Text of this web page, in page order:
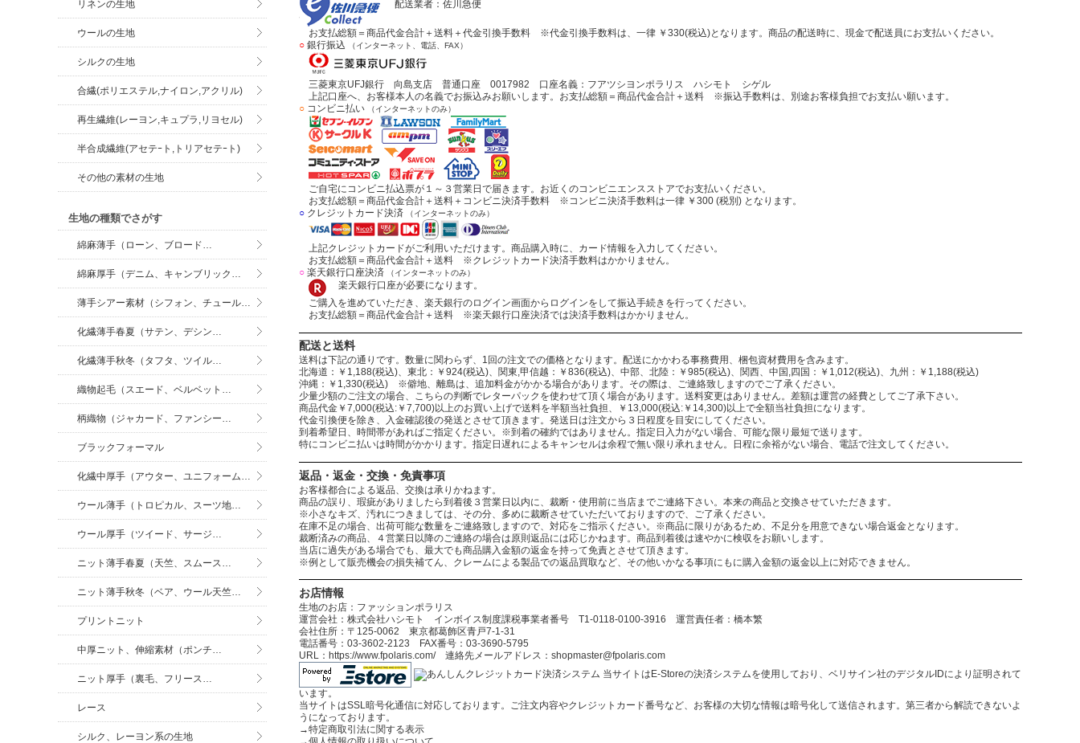
配送業者：佐川急便
お支払総額＝商品代金合計＋送料＋代金引換手数料 ※代金引換手数料は、一律 ￥330(税込)となります。商品の配送時に、現金で配送員にお支払いください。
○ 銀行振込 （インターネット、電話、FAX）
三菱東京UFJ銀行 向島支店 普通口座 0017982 口座名義：フアツシヨンポラリス ハシモト シゲル
上記口座へ、お客様本人の名義でお振込みお願いします。お支払総額＝商品代金合計＋送料 ※振込手数料は、別途お客様負担でお支払い願います。
○ コンビニ払い （インターネットのみ）
ご自宅にコンビニ払込票が１～３営業日で届きます。お近くのコンビニエンスストアでお支払いください。
お支払総額＝商品代金合計＋送料＋コンビニ決済手数料 ※コンビニ決済手数料は一律 ￥300 (税別) となります。
○ クレジットカード決済 （インターネットのみ）
上記クレジットカードがご利用いただけます。商品購入時に、カード情報を入力してください。
お支払総額＝商品代金合計＋送料 ※クレジットカード決済手数料はかかりません。
○ 楽天銀行口座決済 （インターネットのみ）
楽天銀行口座が必要になります。
ご購入を進めていただき、楽天銀行のログイン画面からログインをして振込手続きを行ってください。
お支払総額＝商品代金合計＋送料 ※楽天銀行口座決済では決済手数料はかかりません。
配送と送料
送料は下記の通りです。数量に関わらず、1回の注文での価格となります。配送にかかわる事務費用、梱包資材費用を含みます。
北海道：￥1,188(税込)、東北：￥924(税込)、関東,甲信越：￥836(税込)、中部、北陸：￥985(税込)、関西、中国,四国：￥1,012(税込)、九州：￥1,188(税込)
沖縄：￥1,330(税込) ※僻地、離島は、追加料金がかかる場合があります。その際は、ご連絡致しますのでご了承ください。
少量少額のご注文の場合、こちらの判断でレターパックを使わせて頂く場合があります。送料変更はありません。差額は運営の経費としてご了承下さい。
商品代金￥7,000(税込:￥7,700)以上のお買い上げで送料を半額当社負担、￥13,000(税込:￥14,300)以上で全額当社負担になります。
代金引換便を除き、入金確認後の発送とさせて頂きます。発送日は注文から３日程度を目安にしてください。
到着希望日、時間帯があればご指定ください。※到着の確約ではありません。指定日入力がない場合、可能な限り最短で送ります。
特にコンビニ払いは時間がかかります。指定日遅れによるキャンセルは余程で無い限り承れません。日程に余裕がない場合、電話で注文してください。
返品・返金・交換・免責事項
お客様都合による返品、交換は承りかねます。
商品の誤り、瑕疵がありましたら到着後３営業日以内に、裁断・使用前に当店までご連絡下さい。本来の商品と交換させていただきます。
※小さなキズ、汚れにつきましては、その分、多めに裁断させていただいておりますので、ご了承ください。
在庫不足の場合、出荷可能な数量をご連絡致しますので、対応をご指示ください。※商品に限りがあるため、不足分を用意できない場合返金となります。
裁断済みの商品、４営業日以降のご連絡の場合は原則返品には応じかねます。商品到着後は速やかに検収をお願いします。
当店に過失がある場合でも、最大でも商品購入金額の返金を持って免責とさせて頂きます。
※例として販売機会の損失補てん、クレームによる製品での返品買取など、その他いかなる事項にもに購入金額の返金以上に対応できません。
お店情報
生地のお店：ファッションポラリス
運営会社：株式会社ハシモト インボイス制度課税事業者番号 T1-0118-0100-3916 運営責任者：橋本繁
会社住所：〒125-0062 東京都葛飾区青戸7-1-31
電話番号：03-3602-2123 FAX番号：03-3690-5795
URL：https://www.fpolaris.com/ 連絡先メールアドレス：shopmaster@fpolaris.com
当サイトはE-Storeの決済システムを使用しており、ベリサイン社のデジタルIDにより証明されて
います。
当サイトはSSL暗号化通信に対応しております。ご注文内容やクレジットカード番号など、お客様の大切な情報は暗号化して送信されます。第三者から解読できないよ
うになっております。
→特定商取引法に関する表示
リネンの生地
ウールの生地
シルクの生地
合繊(ポリエステル,ナイロン,アクリル)
再生繊維(レーヨン,キュプラ,リヨセル)
半合成繊維(アセテｰト,トリアセテｰト)
その他の素材の生地
生地の種類でさがす
綿麻薄手（ローン、ブロード…
綿麻厚手（デニム、キャンブリック…
薄手シアー素材（シフォン、チュール…
化繊薄手春夏（サテン、デシン…
化繊薄手秋冬（タフタ、ツイル…
織物起毛（スエード、ベルベット…
柄織物（ジャカード、ファンシー…
ブラックフォーマル
化繊中厚手（アウター、ユニフォーム…
ウール薄手（トロピカル、スーツ地…
ウール厚手（ツイード、サージ…
ニット薄手春夏（天竺、スムース…
ニット薄手秋冬（ベア、ウール天竺…
プリントニット
中厚ニット、伸縮素材（ポンチ…
ニット厚手（裏毛、フリース…
レース
シルク、レーヨン系の生地